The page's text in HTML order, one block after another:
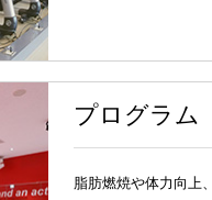
プログラム
脂肪燃焼や体力向上